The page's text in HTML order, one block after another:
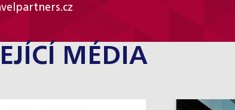
MÉDIA